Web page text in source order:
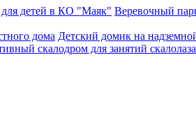
детей в КО "Маяк" Веревочный
дома Детский домик на
скалодром для занятий